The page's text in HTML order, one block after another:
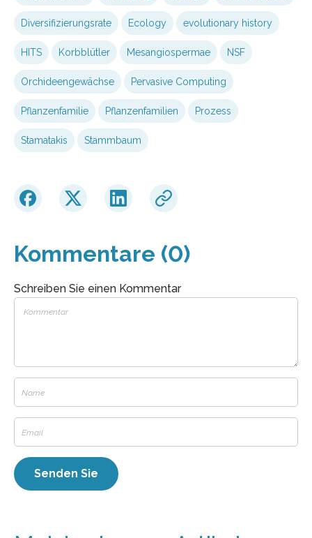
Diversifizierungsrate Ecology evolutionary history
HITS Korbblütler Mesangiospermae NSF
Orchideengewächse Pervasive Computing
Pflanzenfamilie Pflanzenfamilien Prozess
Stamatakis Stammbaum
Kommentare (0)
Schreiben Sie einen Kommentar